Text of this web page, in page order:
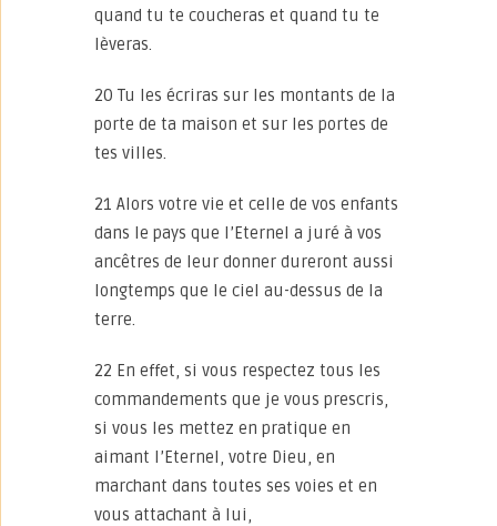
quand tu te coucheras et quand tu te
lèveras.
20 Tu les écriras sur les montants de la
porte de ta maison et sur les portes de
tes villes.
21 Alors votre vie et celle de vos enfants
dans le pays que l’Eternel a juré à vos
ancêtres de leur donner dureront aussi
longtemps que le ciel au-dessus de la
terre.
22 En effet, si vous respectez tous les
commandements que je vous prescris,
si vous les mettez en pratique en
aimant l’Eternel, votre Dieu, en
marchant dans toutes ses voies et en
vous attachant à lui,